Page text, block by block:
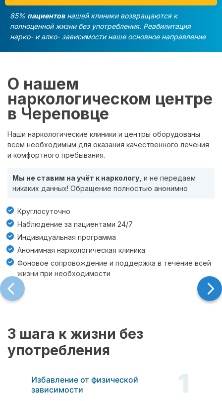
85% пациентовнашей клиники возвращаются к
полноценной жизни без употребления. Реабилитация
нарко- и алко- зависимости наше основное направление
О нашем
наркологическом центре
в Череповце
Наши наркологические клиники и центры оборудованы
всем необходимым для оказания качественного лечения
и комфортного пребывания.
Мы не ставим на учёт к наркологу, и не передаем
никаких данных! Обращение полностью анонимно
Круглосуточно
Наблюдение за пациентами 24/7
Индивидуальная программа
Анонимная наркологическая клиника
Фоновое сопровождение и поддержка в течение всей
жизни при необходимости
3 шага к жизни без
употребления
Избавление от физической
зависимости
1